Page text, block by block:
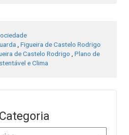
Figueira de Castelo Rodrigo
de Castelo Rodrigo
Plano de
e Clima